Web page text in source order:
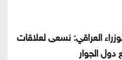
العراقي: نسعى لعلاقات
دول الجوار